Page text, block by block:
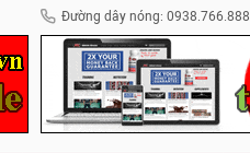
Đường dây nóng: 0938.766.888